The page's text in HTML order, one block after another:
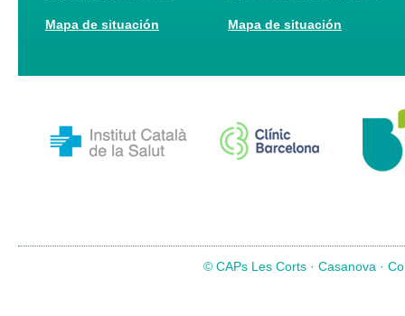
Mapa de situación Mapa de situación
© CAPs Les Corts · Casanova ·